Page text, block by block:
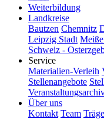
Weiterbildung
Landkreise
Bautzen Chemnitz
Leipzig Stadt
Schweiz -
Service
Materialien-Verleih
Stellenangebote
Über uns
Kontakt Team